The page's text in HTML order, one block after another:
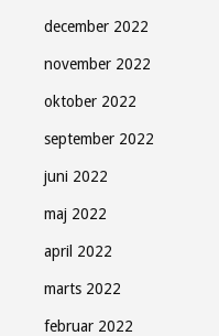
december 2022
november 2022
oktober 2022
september 2022
juni 2022
maj 2022
april 2022
marts 2022
februar 2022